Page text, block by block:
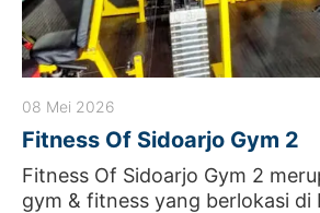
08 Mei 2026
Fitness Of Sidoarjo Gym 2
Fitness Of Sidoarjo Gym 2
gym & fitness yang berlokasi di